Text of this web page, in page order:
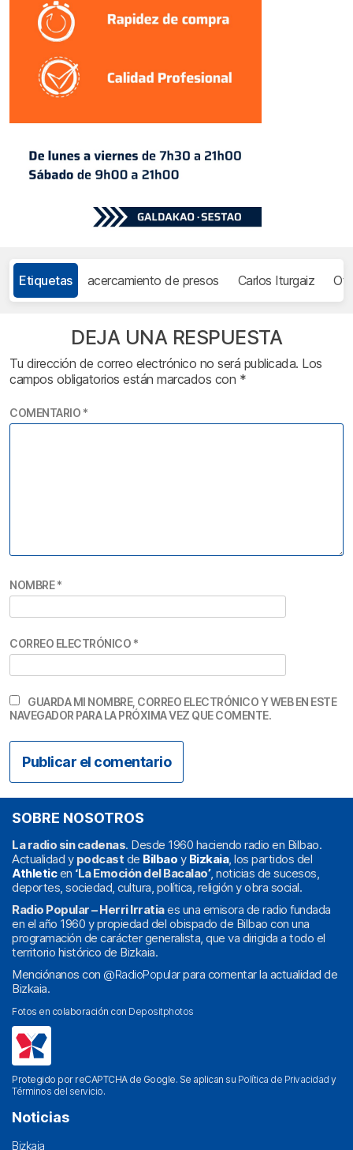
Etiquetas acercamiento de presos Carlos Iturgaiz
DEJA UNA RESPUESTA
Tu dirección de correo electrónico no será publicada. Los
campos obligatorios están marcados con *
COMENTARIO *
NOMBRE*
CORREO ELECTRÓNICO *
GUARDA MI NOMBRE, CORREO ELECTRÓNICO Y WEB EN ESTE
NAVEGADOR PARA LA PRÓXIMA VEZ QUE COMENTE.
SOBRE NOSOTROS
La radio sin cadenas. Desde 1960 haciendo radio en Bilbao.
Actualidad y podcast de Bilbao y Bizkaia, los partidos del
Athleticen ‘La Emoción del Bacalao’, noticias de sucesos,
deportes, sociedad, cultura, política, religión y obra social.
Radio Popular – Herri Irratiaes una emisora de radio fundada
en el año 1960 y propiedad del obispado de Bilbao con una
programación de carácter generalista, que va dirigida a todo el
territorio histórico de Bizkaia.
Menciónanos con @RadioPopularpara comentar la actualidad de
Bizkaia.
Fotos en colaboración con Depositphotos
Protegido por reCAPTCHA de Google. Se aplican su Política de Privacidad y
Términos del servicio.
Noticias
Bizkaia